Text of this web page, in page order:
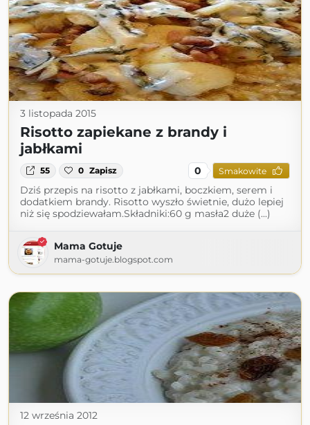
3 listopada 2015
Risotto zapiekane z brandy i
jabłkami
55 0 Zapisz 0 Smakowite
Dziś przepis na risotto z jabłkami, boczkiem, serem i
dodatkiem brandy. Risotto wyszło świetnie, dużo lepiej
niż się spodziewałam.Składniki:60 g masła2 duże (...)
Mama Gotuje
mama-gotuje.blogspot.com
12 września 2012